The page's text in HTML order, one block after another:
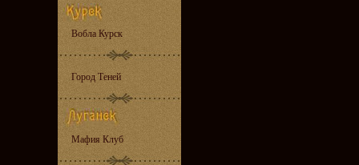
Вобла Курск
Город Теней
Мафия Клуб